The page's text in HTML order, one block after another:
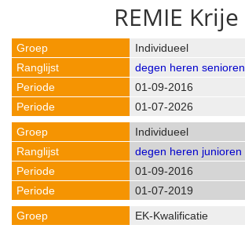
REMIE Krije
Individueel
degen heren senioren
01-09-2016
01-07-2026
Individueel
degen heren junioren
01-09-2016
01-07-2019
EK-Kwalificatie